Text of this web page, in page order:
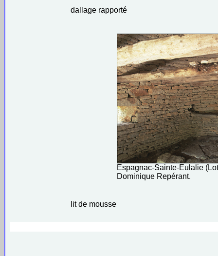
dallage rapporté
Espagnac-Sainte-Eulalie
Dominique Repérant.
lit de mousse